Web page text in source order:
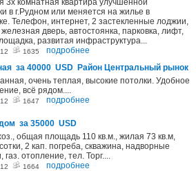
в г.Рудном или меняется на жилье в
Телефон, интернет, 2 застекленные лоджии,
дверь, автостоянка, парковка, лифт,
развитая инфраструктура...
1635
подробнее
за 40000 USD Район Центральный рынок
очень теплая, высокие потолки. Удобное
всё рядом....
1647 подробнее
за 35000 USD
общая площадь 110 кв.м., жилая 73 кв.м,
2 кап. погреба, скважина, надворные
газ. отопление, тел. Торг....
1664 подробнее